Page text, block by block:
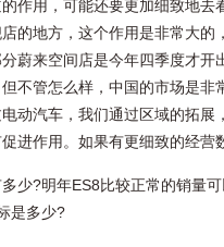
作用，可能还要更加细致地去
的地方，这个作用是非常大的
蔚来空间店是今年四季度才开
不管怎么样，中国的市场是非
动汽车，我们通过区域的拓展
进作用。如果有更细致的经营
少?明年ES8比较正常的销量
是多少?